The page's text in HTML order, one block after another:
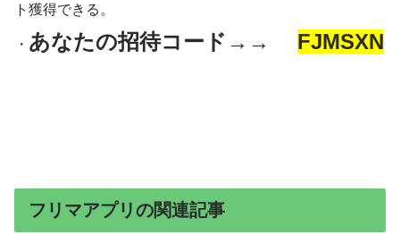
ト獲得できる。
・ あなたの招待コード→→ FJMSXN
フリマアプリの関連記事